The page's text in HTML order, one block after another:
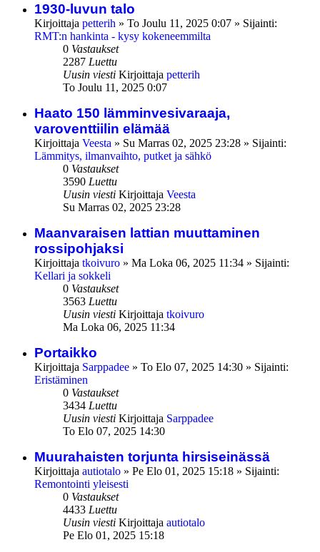
1930-luvun talo
Kirjoittaja petterih » To Joulu 11, 2025 0:07 » Sijainti:
RMT:n hankinta - kysy kokeneemmilta
0 Vastaukset
2287 Luettu
Uusin viesti Kirjoittaja petterih
To Joulu 11, 2025 0:07
Haato 150 lämminvesivaraaja,
varoventtiilin elämää
Kirjoittaja Veesta » Su Marras 02, 2025 23:28 » Sijainti:
Lämmitys, ilmanvaihto, putket ja sähkö
0 Vastaukset
3590 Luettu
Uusin viesti Kirjoittaja Veesta
Su Marras 02, 2025 23:28
Maanvaraisen lattian muuttaminen
rossipohjaksi
Kirjoittaja tkoivuro » Ma Loka 06, 2025 11:34 » Sijainti:
Kellari ja sokkeli
0 Vastaukset
3563 Luettu
Uusin viesti Kirjoittaja tkoivuro
Ma Loka 06, 2025 11:34
Portaikko
Kirjoittaja Sarppadee » To Elo 07, 2025 14:30 » Sijainti:
Eristäminen
0 Vastaukset
3434 Luettu
Uusin viesti Kirjoittaja Sarppadee
To Elo 07, 2025 14:30
Muurahaisten torjunta hirsiseinässä
Kirjoittaja autiotalo » Pe Elo 01, 2025 15:18 » Sijainti:
Remontointi yleisesti
0 Vastaukset
4433 Luettu
Uusin viesti Kirjoittaja autiotalo
Pe Elo 01, 2025 15:18